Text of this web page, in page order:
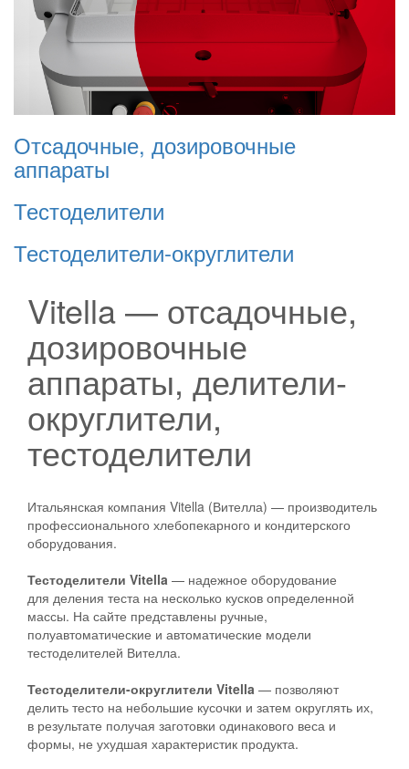
Отсадочные, дозировочные
аппараты
Тестоделители
Тестоделители-округлители
Vitella — отсадочные,
дозировочные
аппараты, делители-
округлители,
тестоделители
Итальянская компания Vitella (Вителла) — производитель
профессионального хлебопекарного и кондитерского
оборудования.
Тестоделители Vitella — надежное оборудование
для деления теста на несколько кусков определенной
массы. На сайте представлены ручные,
полуавтоматические и автоматические модели
тестоделителей Вителла.
Тестоделители-округлители Vitella — позволяют
делить тесто на небольшие кусочки и затем округлять их,
в результате получая заготовки одинакового веса и
формы, не ухудшая характеристик продукта.